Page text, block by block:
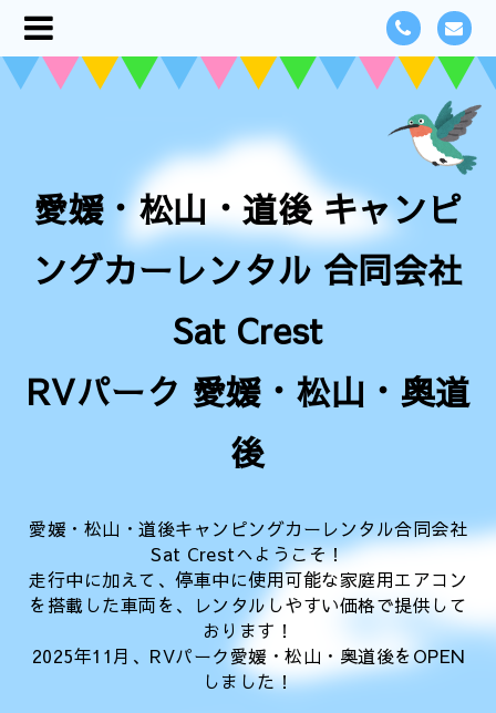
愛媛・松山・道後 キャンピ
ングカーレンタル 合同会社
Sat Crest
RVパーク 愛媛・松山・奥道
後
愛媛・松山・道後キャンピングカーレンタル合同会社
Sat Crestへようこそ！
走行中に加えて、停車中に使用可能な家庭用エアコン
を搭載した車両を、レンタルしやすい価格で提供して
おります！
2025年11月、RVパーク愛媛・松山・奥道後をOPEN
しました！